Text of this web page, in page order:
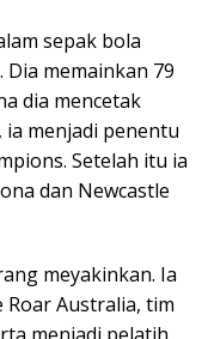
sepak bola
memainkan 79
dia mencetak
ia menjadi penentu
Setelah itu ia
dan Newcastle
meyakinkan. Ia
Australia, tim
menjadi pelatih